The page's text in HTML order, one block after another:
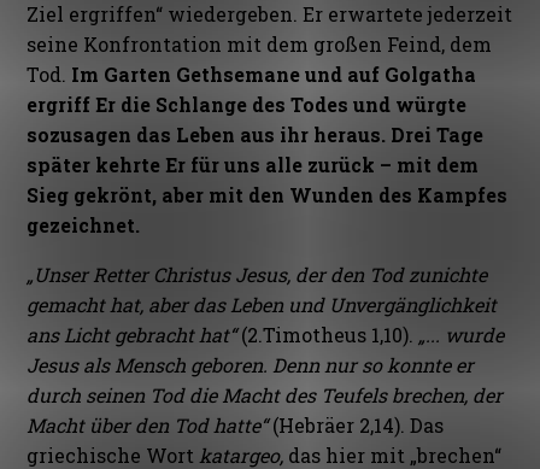
Ziel ergriffen“ wiedergeben. Er erwartete jederzeit
seine Konfrontation mit dem großen Feind, dem
Tod. Im Garten Gethsemane und auf Golgatha
ergriff Er die Schlange des Todes und würgte
sozusagen das Leben aus ihr heraus. Drei Tage
später kehrte Er für uns alle zurück – mit dem
Sieg gekrönt, aber mit den Wunden des Kampfes
gezeichnet.
„Unser Retter Christus Jesus, der den Tod zunichte
gemacht hat, aber das Leben und Unvergänglichkeit
ans Licht gebracht hat“(2.Timotheus 1,10). „... wurde
Jesus als Mensch geboren. Denn nur so konnte er
durch seinen Tod die Macht des Teufels brechen, der
Macht über den Tod hatte“(Hebräer 2,14). Das
griechische Wort katargeo, das hier mit „brechen“